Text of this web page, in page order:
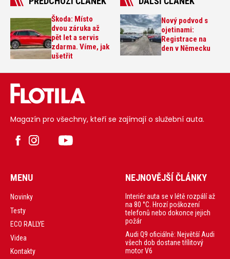
Škoda: Místo
dvou záruka až
pět let a servis
zdarma. Víme, jak
ušetřit
Nový podvod s
ojetinami:
Registrace na
den v Německu
Magazín pro všechny, kteří se zajímají o služební auta.
MENU
Novinky
Testy
ECO RALLYE
Videa
Kontakty
NEJNOVĚJŠÍ ČLÁNKY
Interiér auta se v létě rozpálí až
na 80 °C. Hrozí poškození
telefonů nebo dokonce jejich
požár
Audi Q9 oficiálně: Největší Audi
všech dob dostane třílitový
motor V6